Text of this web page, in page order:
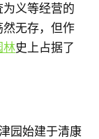
义等经营的
无存，但作
林史上占据了
园始建于清康